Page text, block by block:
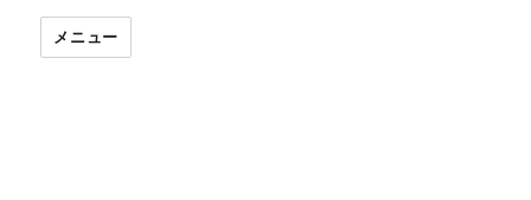
メニュー